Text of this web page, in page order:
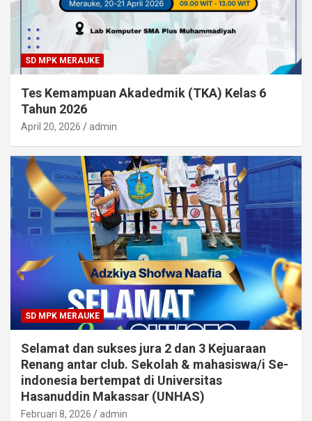
SD MPK MERAUKE
Tes Kemampuan Akadedmik (TKA) Kelas 6
Tahun 2026
April 20, 2026 admin
SD MPK MERAUKE
Selamat dan sukses jura 2 dan 3 Kejuaraan
Renang antar club. Sekolah & mahasiswa/i Se-
indonesia bertempat di Universitas
Hasanuddin Makassar (UNHAS)
Februari 8, 2026 admin